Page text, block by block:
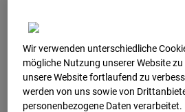
14.01.2026
Wir verwenden unterschiedliche
mögliche Nutzung unserer Website
unsere Website fortlaufend zu
werden von uns sowie von
personenbezogene Daten verarbeitet.